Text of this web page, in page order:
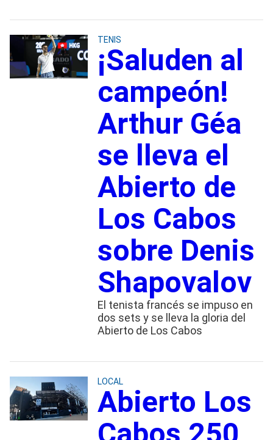
TENIS
¡Saluden al
campeón!
Arthur Géa
se lleva el
Abierto de
Los Cabos
sobre Denis
Shapovalov
El tenista francés se impuso en
dos sets y se lleva la gloria del
Abierto de Los Cabos
LOCAL
Abierto Los